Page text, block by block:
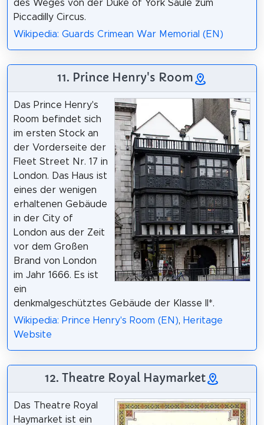
des Weges von der Duke of York Säule zum
Piccadilly Circus.
Wikipedia: Guards Crimean War Memorial (EN)
11. Prince Henry's Room
Das Prince Henry's
Room befindet sich
im ersten Stock an
der Vorderseite der
Fleet Street Nr. 17 in
London. Das Haus ist
eines der wenigen
erhaltenen Gebäude
in der City of
London aus der Zeit
vor dem Großen
Brand von London
im Jahr 1666. Es ist
ein
denkmalgeschütztes Gebäude der Klasse II*.
Wikipedia: Prince Henry's Room (EN), Heritage
Website
12. Theatre Royal Haymarket
Das Theatre Royal
Haymarket ist ein